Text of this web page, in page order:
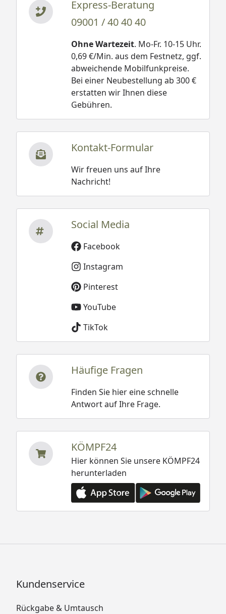
Express-Beratung
09001 / 40 40 40
Ohne Wartezeit. Mo-Fr. 10-15 Uhr.
0,69 €/Min. aus dem Festnetz, ggf.
abweichende Mobilfunkpreise.
Bei einer Neubestellung ab 300 €
erstatten wir Ihnen diese
Gebühren.
Kontakt-Formular
Wir freuen uns auf Ihre
Nachricht!
Social Media
Facebook
Instagram
Pinterest
YouTube
TikTok
Häufige Fragen
Finden Sie hier eine schnelle
Antwort auf Ihre Frage.
KÖMPF24
Hier können Sie unsere KÖMPF24
herunterladen
Kundenservice
Rückgabe & Umtausch